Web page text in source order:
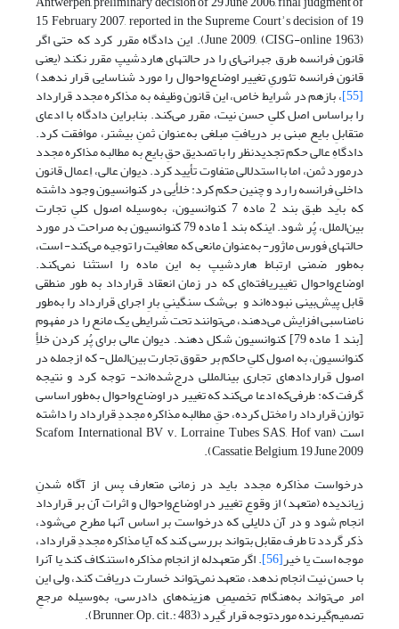
15 February 2007, reported in the Supreme Courtʾs decision of 19
June 2009, (CISG-online 1963)). این دادگاه مقرر کرد که حتی اگر
قانون فرانسه طرق جبرانی‌ای را در حالتهای هاردشیپ مقرر نکند (یعنی
قانون فرانسه تئوریِ تغییر اوضاع‌واحوال را مورد شناسایی قرار ندهد)
[55] ، بازهم در شرایط خاص، این قانون وظیفه به مذاکره مجدد قرارداد
را براساس اصل کلیِ حسن نیت، مقرر می‌کند. بنابراین دادگاه با ادعای
متقابلِ بایع مبنی بر دریافتِ مبلغی به‌عنوان ثمنِ بیشتر، موافقت کرد.
دادگاهِ عالی حکم تجدیدنظر را با تصدیق حقِ بایع به مطالبه مذاکره مجدد
درمورد ثمن، اما با استدلالی متفاوت تأیید کرد. دیوان عالی، اِعمال قانون
داخلیِ فرانسه را رد و چنین حکم کرد: خلأیی در کنوانسیون وجود داشته
که باید طبق بند 2 ماده 7 کنوانسیون، به‌وسیله اصول کلیِ تجارت
بین‌الملل، پُر شود. اینکه بند 1 ماده 79 کنوانسیون به صراحت در مورد
حالتهای فورس ماژور- به‌عنوان مانعی که معافیت را توجیه می‌کند- است،
به‌طور ضمنی ارتباط هاردشیپ به این ماده را استثنا نمی‌کند.
اوضاع‌واحوال تغییریافته‌ای که در زمان انعقاد قرارداد به طور منطقی
قابل پیش‌بینی نبوده‌اند و بی‌شک سنگینیِ بارِ اجرای قرارداد را به‌طور
نامناسبی افزایش می‌دهند، می‌توانند تحت شرایطی یک مانع را در مفهوم
[بند 1 ماده 79] کنوانسیون شکل دهند. دیوان عالی برای پُر کردن خلأِ
کنوانسیون، به اصول کلیِ حاکم بر حقوق تجارت بین‌الملل- که ازجمله در
اصول قراردادهای تجاری بین­المللی درج‌شده‌اند- توجه کرد و نتیجه
گرفت که: طرفی‌که ادعا می‌کند که تغییر در اوضاع‌واحوال به‌طور اساسی
توازن قرارداد را مختل کرده، حقِ مطالبه مذاکره مجددِ قرارداد را داشته
است (Scafom International BV v. Lorraine Tubes SAS, Hof van
Cassatie, Belgium, 19 June 2009).
درخواست مذاکره مجدد باید در زمانی متعارف پس از آگاه شدنِ
زیاندیده (متعهد) از وقوعِ تغییر در اوضاع‌واحوال و اثرات آن بر قرارداد
انجام شود و در آن دلایلی که درخواست بر اساس آنها مطرح می‌شود،
ذکر گردد تا طرف مقابل بتواند بررسی کند که آیا مذاکره مجددِ قرارداد،
موجه است یا خیر[56] . اگر متعهدله از انجام مذاکره استنکاف کند یا آنرا
با حسن نیت انجام ندهد، متعهد نمی‌تواند خسارت دریافت کند، ولی این
امر می‌تواند به‌هنگام تخصیصِ هزینه‌های دادرسی، به‌وسیله مرجعِ
تصمیم‌گیرنده موردتوجه قرار گیرد (Brunner, Op. cit.: 483).